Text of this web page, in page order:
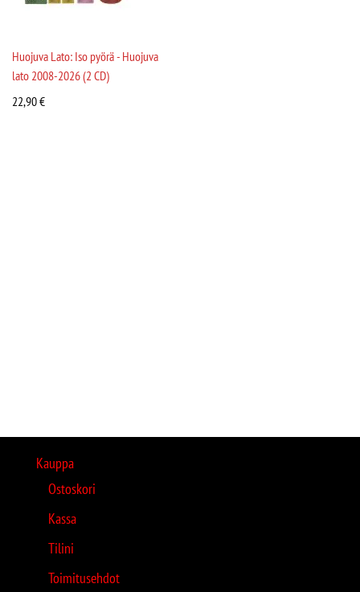
Huojuva Lato: Iso pyörä - Huojuva
lato 2008-2026 (2 CD)
22,90€
Kauppa
Ostoskori
Kassa
Tilini
Toimitusehdot